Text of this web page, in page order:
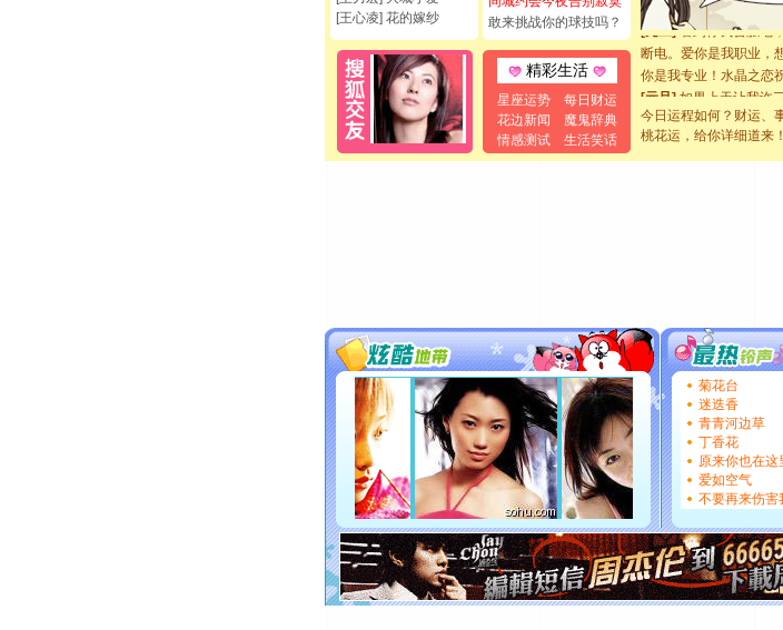
[王心凌] 花的嫁纱
敢来挑战你的球技吗？
精彩生活
星座运势
每日财运
花边新闻
魔鬼辞典
情感测试
生活笑话
[元旦]看到你我会触电
断电。爱你是我职业，
你是我专业！水晶之恋
[元旦]如果上天让我许
起；二是再生再世和你
离。水晶之恋祝你新年
送你一棵薰衣草，愿你
[圣诞节]圣诞节到了，
你太多，只有给你五千
要平安！千万要知足！
[圣诞节]不只这样的日
能正大光明地骚扰你,
都要快乐噢!
[圣诞节]奉上一颗祝福
如意,快乐,鲜花,一切美
[元旦]看到你我会触电
断电。爱你是我职业，
你是我专业！水晶之恋
[元旦]如果上天让我许
今日运程如何？财运、
桃花运，给你详细道来
菊花台
迷迭香
青青河边草
丁香花
原来你也在这
爱如空气
不要再来伤害